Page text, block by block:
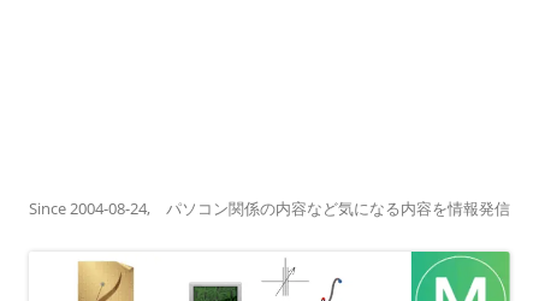
Since 2004-08-24, パソコン関係の内容など気になる内容を情報発信